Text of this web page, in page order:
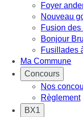
Foyer
Nouveau
Fusion
Bonjour
Fusillades
Ma Commune
Concours
Nos
Règlement
BX1